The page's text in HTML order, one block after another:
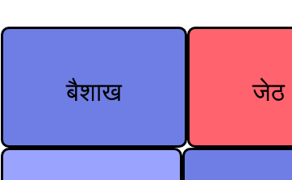
बैशाख जेठ